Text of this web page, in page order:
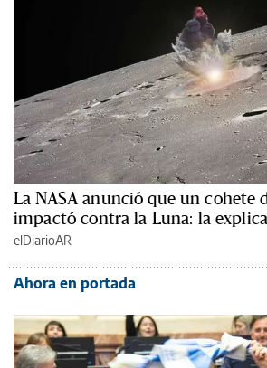
La NASA anunció que un cohete
impactó contra la Luna: la
elDiarioAR
Ahora en portada